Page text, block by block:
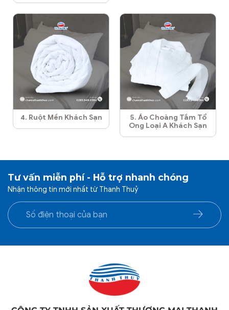
4. Ruột Mền Khách Sạn
5. Áo Choàng Tắm Tổ
Ong Loại A Khách Sạn
Tư vấn miễn phí - Hỗ trợ nhanh chóng
Nhận thông tin mới nhất từ Thanh Thuỷ